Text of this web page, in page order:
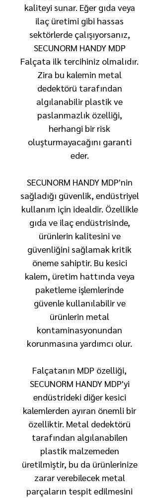
kaliteyi sunar. Eğer gıda veya
ilaç üretimi gibi hassas
sektörlerde çalışıyorsanız,
SECUNORM HANDY MDP
Falçata ilk tercihiniz olmalıdır.
Zira bu kalemin metal
dedektörü tarafından
algılanabilir plastik ve
paslanmazlık özelliği,
herhangi bir risk
oluşturmayacağını garanti
eder.
SECUNORM HANDY MDP'nin
sağladığı güvenlik, endüstriyel
kullanım için idealdir. Özellikle
gıda ve ilaç endüstrisinde,
ürünlerin kalitesini ve
güvenliğini sağlamak kritik
öneme sahiptir. Bu kesici
kalem, üretim hattında veya
paketleme işlemlerinde
güvenle kullanılabilir ve
ürünlerin metal
kontaminasyonundan
korunmasına yardımcı olur.
Falçatanın MDP özelliği,
SECUNORM HANDY MDP'yi
endüstrideki diğer kesici
kalemlerden ayıran önemli bir
özelliktir. Metal dedektörü
tarafından algılanabilen
plastik malzemeden
üretilmiştir, bu da ürünlerinize
zarar verebilecek metal
parçaların tespit edilmesini